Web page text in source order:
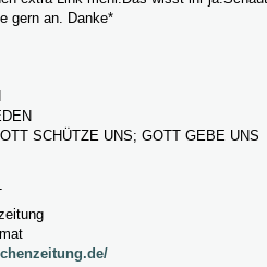
gern an. Danke*
SCHÜTZE UNS; GOTT GEBE UNS